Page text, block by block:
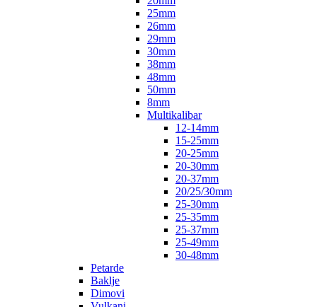
25mm
26mm
29mm
30mm
38mm
48mm
50mm
8mm
Multikalibar
12-14mm
15-25mm
20-25mm
20-30mm
20-37mm
20/25/30mm
25-30mm
25-35mm
25-37mm
25-49mm
30-48mm
Petarde
Baklje
Dimovi